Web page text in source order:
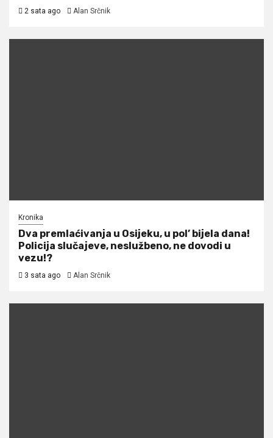
2 sata ago Alan Srčnik
Kronika
Dva premlaćivanja u Osijeku, u pol’ bijela dana!
Policija slučajeve, neslužbeno, ne dovodi u
vezu!?
3 sata ago Alan Srčnik